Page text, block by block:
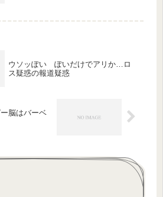
ウソッぽい ぽいだけでアリか…ロ
ス疑惑の報道疑惑
脳はバーベ